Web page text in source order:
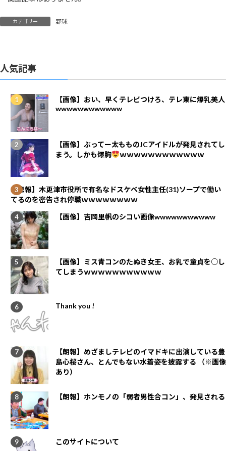
カテゴリー 野球
人気記事
【画像】おい、早くテレビつけろ、テレ東に爆乳美人
wwwwwwwwwwww
【画像】ぶってー太もものJCアイドルが発見されてし
まう。しかも爆胸
ｗｗｗｗｗｗｗｗｗｗｗｗ
【悲報】木更津市役所で有名なドスケベ女性主任(31)ソープで働い
てるのを密告され停職ｗｗｗｗｗｗｗｗ
【画像】吉岡里帆のシコい画像wwwwwwwwwww
【画像】ミス青コンのたぬき女王、お乳で童貞を○し
てしまうｗｗｗｗｗｗｗｗｗｗｗ
Thank you !
【朗報】めざましテレビのイマドキに出演している豊
島心桜さん、とんでもない水着姿を披露する （※画像
あり）
【朗報】ホンモノの「弱者男性合コン」、発見される
このサイトについて